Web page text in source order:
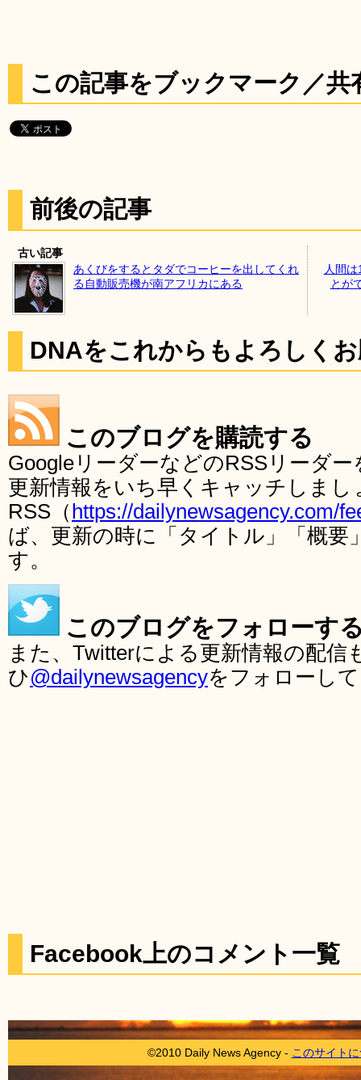
この記事をブックマーク／共
前後の記事
古い記事
あくびをするとタダでコーヒーを出してくれ
る自動販売機が南アフリカにある
人間
とが
DNAをこれからもよろしく
このブログを購読する
GoogleリーダーなどのRSSリーダ
更新情報をいち早くキャッチしま
RSS（ https://dailynewsagency.com/
ば、更新の時に「タイトル」「概要
す。
このブログをフォローす
また、Twitterによる更新情報の配
ひ@dailynewsagencyをフォローし
Facebook上のコメント一覧
©2010 Daily News Agency - このサイト